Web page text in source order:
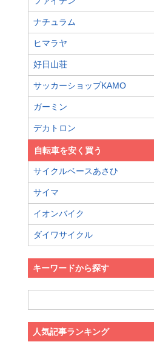
ナチュラム
ヒマラヤ
好日山荘
サッカーショップKAMO
ガーミン
デカトロン
自転車を安く買う
サイクルベースあさひ
サイマ
イオンバイク
ダイワサイクル
キーワードから探す
人気記事ランキング